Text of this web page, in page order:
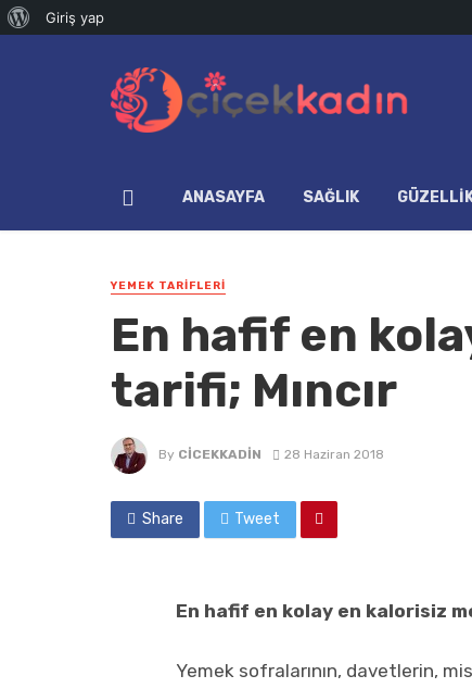
WordPress
Giriş yap
ANASAYFA SAĞLIK
YEMEK TARIFLERI
En hafif en
tarifi; Mıncır
By CICEKKADIN 28 Haziran 2018
Share Tweet
En hafif en kolay en kalorisiz
Yemek sofralarının, davetlerin,